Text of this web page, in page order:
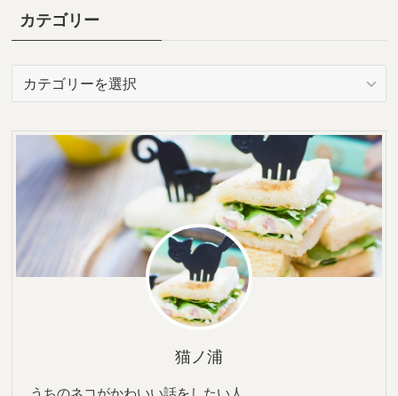
カテゴリー
猫ノ浦